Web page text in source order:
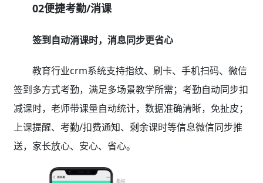
02便捷考勤/消课
签到自动消课时，消息同步更省心
教育行业crm系统支持指纹、刷卡、手机扫码、微信
签到多方式考勤，满足多场景教学所需；考勤自动同步扣
减课时，老师带课量自动统计，数据准确清晰，免扯皮；
上课提醒、考勤/扣费通知、剩余课时等信息微信同步推
送，家长放心、安心、省心。